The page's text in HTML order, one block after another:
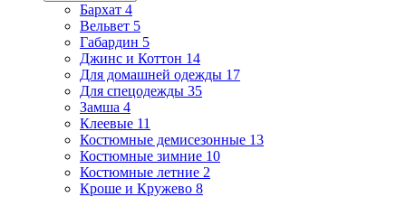
Бархат 4
Вельвет 5
Габардин 5
Джинс и Коттон 14
Для домашней одежды 17
Для спецодежды 35
Замша 4
Клеевые 11
Костюмные демисезонные 13
Костюмные зимние 10
Костюмные летние 2
Кроше и Кружево 8